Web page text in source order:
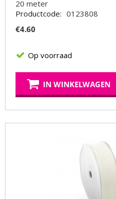
20 meter
Productcode: 0123808
€4.60
Op voorraad
IN WINKELWAGEN